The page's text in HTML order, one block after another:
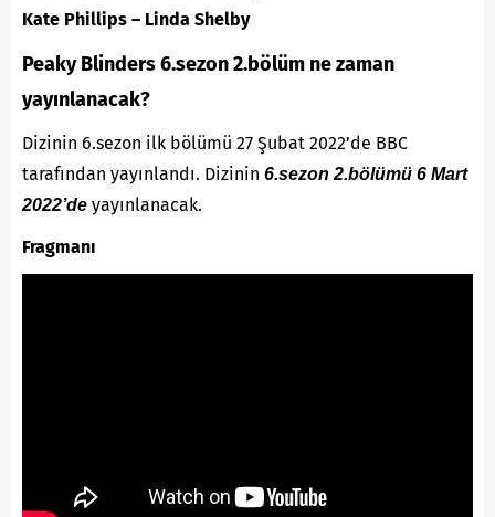
Kate Phillips – Linda Shelby
Peaky Blinders 6.sezon 2.bölüm ne zaman
yayınlanacak?
Dizinin 6.sezon ilk bölümü 27 Şubat 2022’de BBC
tarafından yayınlandı. Dizinin 6.sezon 2.bölümü 6 Mart
2022’de yayınlanacak.
Fragmanı